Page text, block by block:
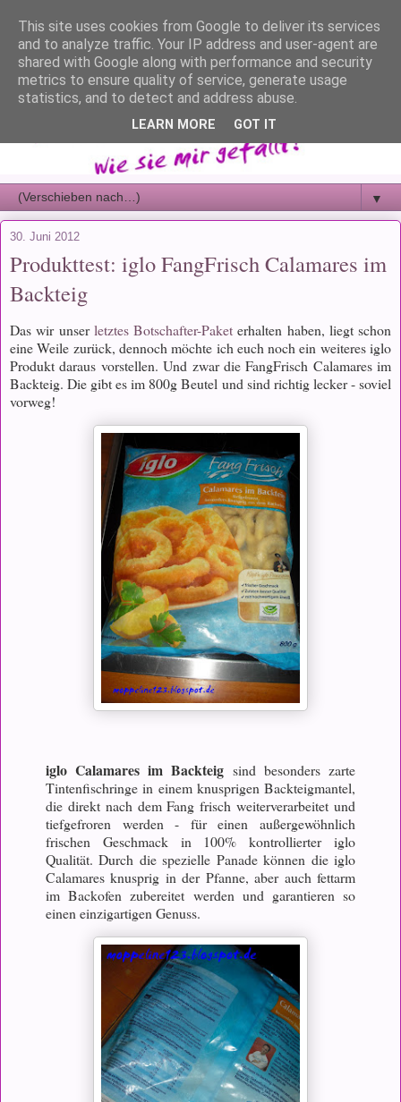
▼
30. Juni 2012
Produkttest: iglo FangFrisch Calamares im
Backteig
Das wir unserletztes Botschafter-Paket erhalten haben, liegt schon
eine Weile zurück, dennoch möchte ich euch noch ein weiteres iglo
Produkt daraus vorstellen. Und zwar die FangFrisch Calamares im
Backteig. Die gibt es im 800g Beutel und sind richtig lecker - soviel
vorweg!
iglo Calamares im Backteig sind besonders zarte
Tintenfischringe in einem knusprigen Backteigmantel,
die direkt nach dem Fang frisch weiterverarbeitet und
tiefgefroren werden - für einen außergewöhnlich
frischen Geschmack in 100% kontrollierter iglo
Qualität. Durch die spezielle Panade können die iglo
Calamares knusprig in der Pfanne, aber auch fettarm
im Backofen zubereitet werden und garantieren so
einen einzigartigen Genuss.
This site uses cookies from Google to deliver its services
and to analyze traffic. Your IP address and user-agent are
shared with Google along with performance and security
metrics to ensure quality of service, generate usage
statistics, and to detect and address abuse.
LEARN MORE GOT IT